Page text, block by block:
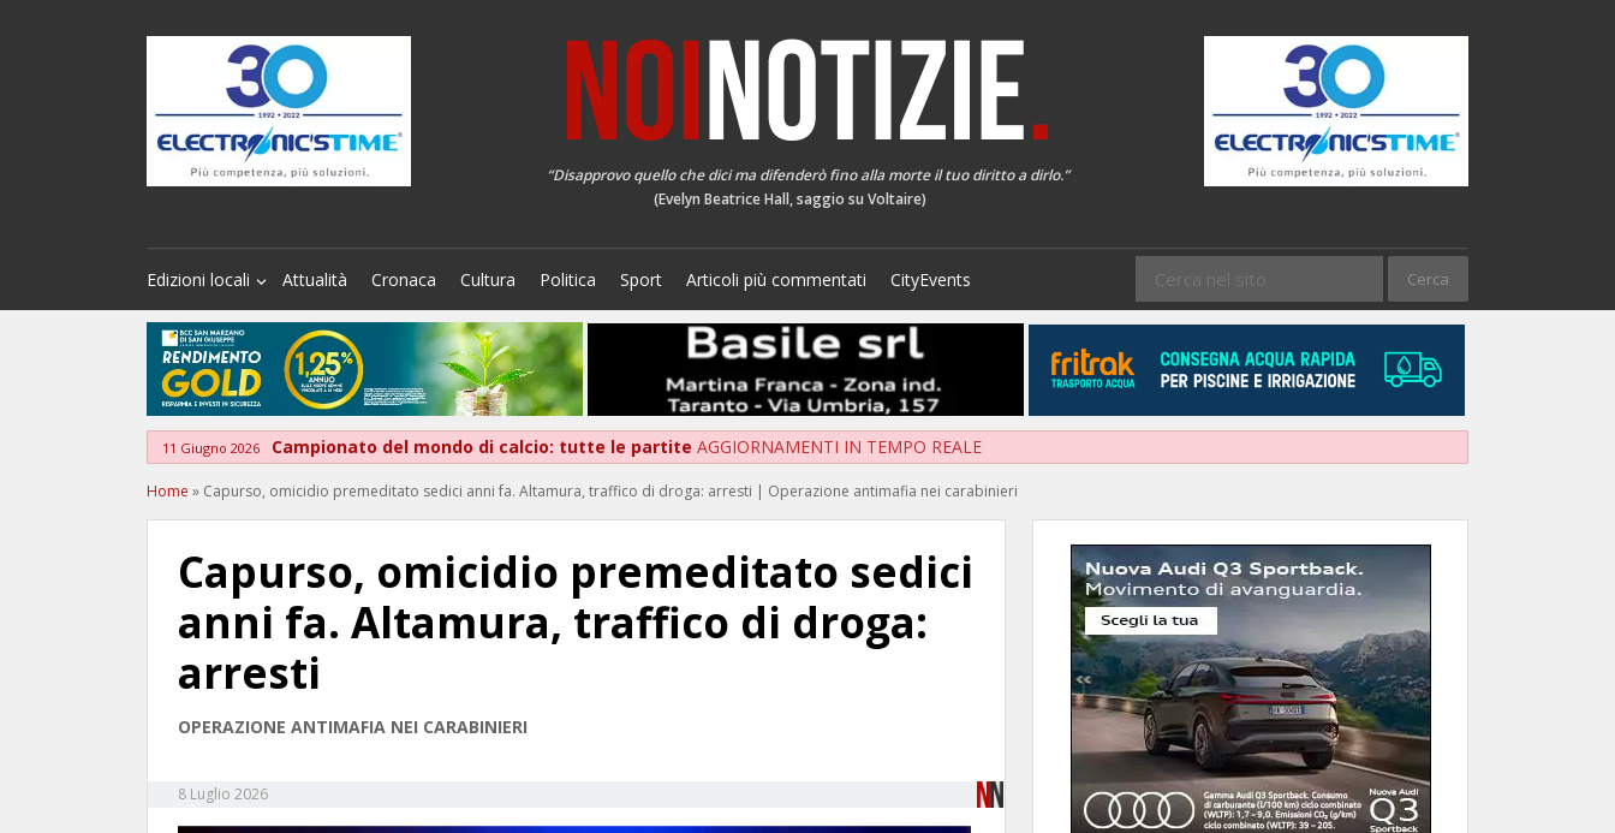
“Disapprovo quello che dici ma difenderò fino alla morte il tuo diritto a dirlo.”
(Evelyn Beatrice Hall, saggio su Voltaire)
Edizioni locali Attualità Cronaca Cultura Politica Sport Articoli più commentati CityEvents
11 Giugno 2026 Campionato del mondo di calcio: tutte le partite AGGIORNAMENTI IN TEMPO REALE
Home » Capurso, omicidio premeditato sedici anni fa. Altamura, traffico di droga: arresti | Operazione antimafia nei carabinieri
Capurso, omicidio premeditato sedici
anni fa. Altamura, traffico di droga:
arresti
OPERAZIONE ANTIMAFIA NEI CARABINIERI
8 Luglio 2026